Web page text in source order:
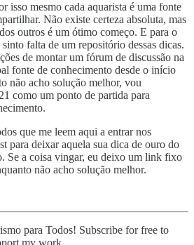
isso mesmo cada aquarista é uma fonte
Não existe certeza absoluta, mas
outros é um ótimo começo. E para o
falta de um repositório dessas dicas.
de montar um fórum de discussão na
fonte de conhecimento desde o início
não acho solução melhor, vou
como um ponto de partida para
que me leem aqui a entrar nos
para deixar aquela sua dica de ouro do
Se a coisa vingar, eu deixo um link fixo
não acho solução melhor.
para Todos! Subscribe for free to